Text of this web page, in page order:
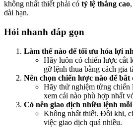
không nhất thiết phải có tỷ lệ thắng cao
dài hạn.
Hỏi nhanh đáp gọn
Làm thế nào để tối ưu hóa lợi
Hãy luôn có chiến lược cắt
gỡ lệnh thua bằng cách gia
Nên chọn chiến lược nào để bắt
Hãy thử nghiệm từng
xem cái nào phù hợp nhất
Có nên giao dịch nhiều lệnh
Không nhất thiết. Đôi khi,
việc giao dịch quá nhiều.